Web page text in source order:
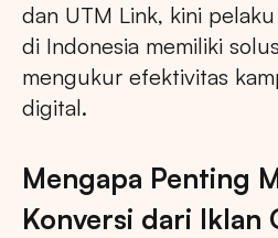
dan UTM Link, kini
di Indonesia memiliki
mengukur efektivitas
digital.
Mengapa Penting
Konversi dari Iklan